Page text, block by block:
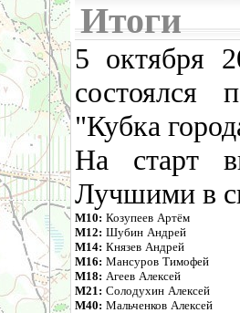
Итоги
5 октября
состоялся
"Кубка
На старт
Лучшими в
М10: Козупеев Артём
М12: Шубин Андрей
М14: Князев Андрей
М16: Мансуров Тимофей
М18: Агеев Алексей
М21: Солодухин Алексей
М40: Мальченков Алексей